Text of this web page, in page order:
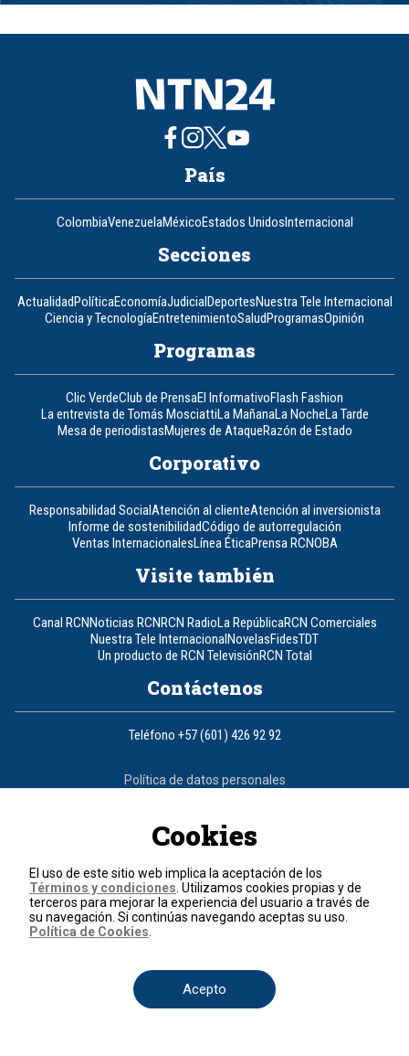
8
País
ColombiaVenezuelaMéxicoEstados UnidosInternacional
Secciones
ActualidadPolíticaEconomíaJudicialDeportesNuestra Tele Internacional
Ciencia y TecnologíaEntretenimientoSaludProgramasOpinión
Programas
Clic VerdeClub de PrensaEl InformativoFlash Fashion
La entrevista de Tomás MosciattiLa MañanaLa NocheLa Tarde
Mesa de periodistasMujeres de AtaqueRazón de Estado
Corporativo
Responsabilidad SocialAtención al clienteAtención al inversionista
Informe de sostenibilidadCódigo de autorregulación
Ventas InternacionalesLínea ÉticaPrensa RCNOBA
Visite también
Canal RCNNoticias RCNRCN RadioLa RepúblicaRCN Comerciales
Nuestra Tele InternacionalNovelasFidesTDT
Un producto de RCN TelevisiónRCN Total
Contáctenos
Teléfono +57 (601) 426 92 92
Política de datos personales
© 2026, RCN Medios.
Organización Ardila Lülle - www.oal.com.co
Cookies
El uso de este sitio web implica la aceptación de los
Términos y condiciones . Utilizamos cookies propias y de
terceros para mejorar la experiencia del usuario a través de
su navegación. Si continúas navegando aceptas su uso.
Política de Cookies
Acepto